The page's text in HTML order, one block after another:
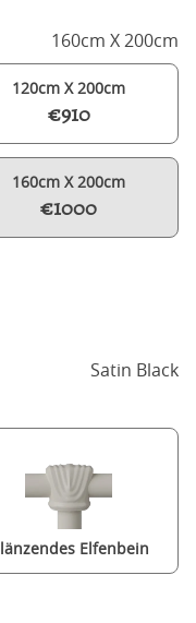
160cm X 200cm
120cm X 200cm
€910
160cm X 200cm
€1000
Satin Black
Elfenbein